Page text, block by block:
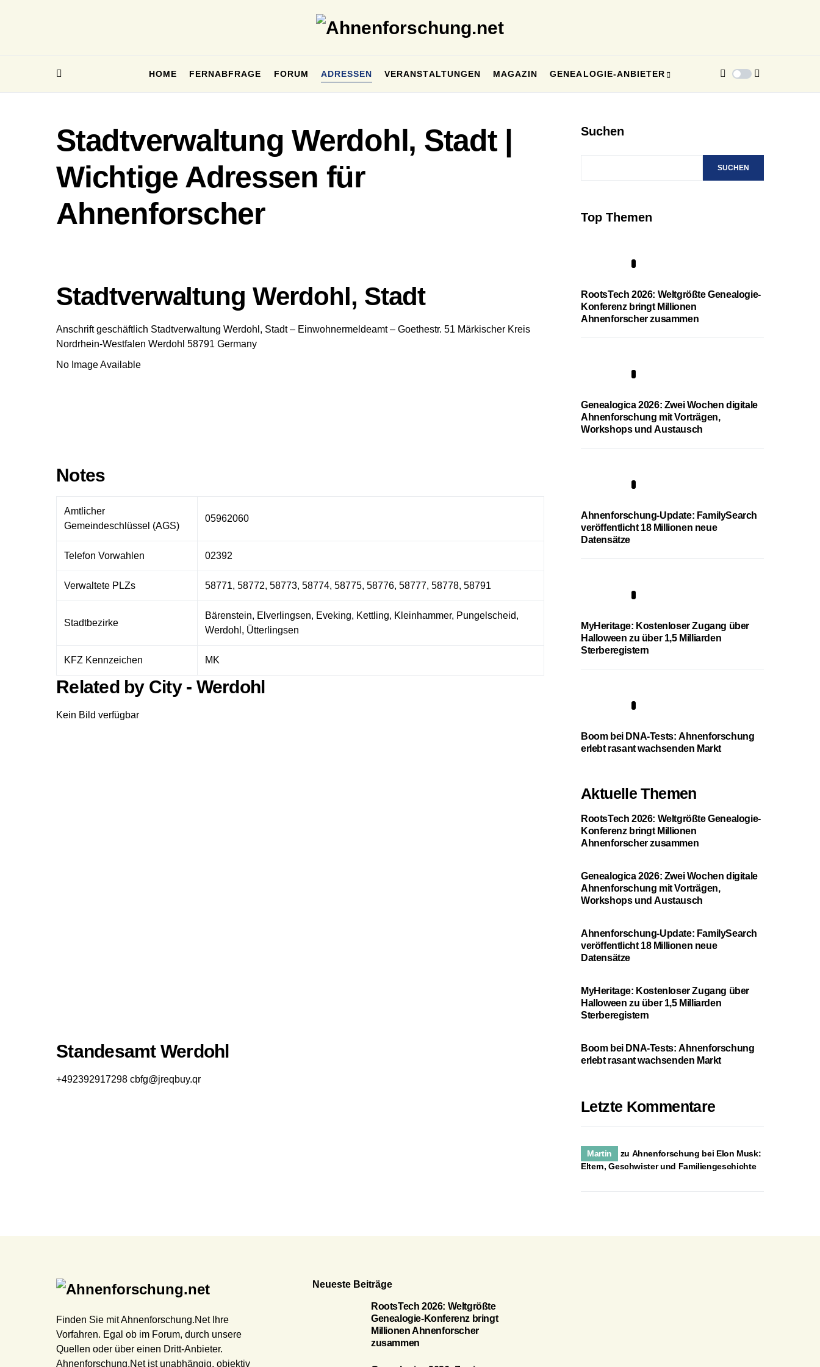
HOME FERNABFRAGE FORUM ADRESSEN VERANSTALTUNGEN MAGAZIN GENEALOGIE-ANBIETER
Stadtverwaltung Werdohl, Stadt |
Wichtige Adressen für
Ahnenforscher
Stadtverwaltung Werdohl, Stadt
Anschrift geschäftlich Stadtverwaltung Werdohl, Stadt – Einwohnermeldeamt – Goethestr. 51 Märkischer Kreis
Nordrhein-Westfalen Werdohl 58791 Germany
No Image Available
Notes
Amtlicher
Gemeindeschlüssel (AGS)
05962060
Telefon Vorwahlen 02392
Verwaltete PLZs 58771, 58772, 58773, 58774, 58775, 58776, 58777, 58778, 58791
Stadtbezirke
Bärenstein, Elverlingsen, Eveking, Kettling, Kleinhammer, Pungelscheid,
Werdohl, Ütterlingsen
KFZ Kennzeichen MK
Related by City - Werdohl
Kein Bild verfügbar
Standesamt Werdohl
+492392917298 cbfg@jreqbuy.qr
Suchen
SUCHEN
Top Themen
RootsTech 2026: Weltgrößte Genealogie-
Konferenz bringt Millionen
Ahnenforscher zusammen
Genealogica 2026: Zwei Wochen digitale
Ahnenforschung mit Vorträgen,
Workshops und Austausch
Ahnenforschung-Update: FamilySearch
veröffentlicht 18 Millionen neue
Datensätze
MyHeritage: Kostenloser Zugang über
Halloween zu über 1,5 Milliarden
Sterberegistern
Boom bei DNA-Tests: Ahnenforschung
erlebt rasant wachsenden Markt
Aktuelle Themen
RootsTech 2026: Weltgrößte Genealogie-
Konferenz bringt Millionen
Ahnenforscher zusammen
Genealogica 2026: Zwei Wochen digitale
Ahnenforschung mit Vorträgen,
Workshops und Austausch
Ahnenforschung-Update: FamilySearch
veröffentlicht 18 Millionen neue
Datensätze
MyHeritage: Kostenloser Zugang über
Halloween zu über 1,5 Milliarden
Sterberegistern
Boom bei DNA-Tests: Ahnenforschung
erlebt rasant wachsenden Markt
Letzte Kommentare
Martin zu Ahnenforschung bei Elon Musk:
Eltern, Geschwister und Familiengeschichte
Finden Sie mit Ahnenforschung.Net Ihre
Vorfahren. Egal ob im Forum, durch unsere
Quellen oder über einen Dritt-Anbieter.
Ahnenforschung.Net ist unabhängig, objektiv
Neueste Beiträge
RootsTech 2026: Weltgrößte
Genealogie-Konferenz bringt
Millionen Ahnenforscher
zusammen